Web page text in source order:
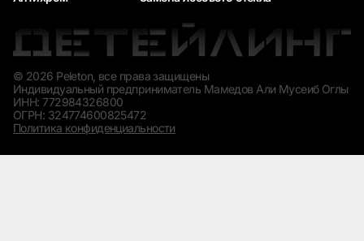
© 2026 Peleton, все права защищены
Индивидуальный предприниматель Мамедов Али Мусеиб Оглы
ИНН: 772984326800
ОГРН: 324774600825472
Политика конфиденциальности